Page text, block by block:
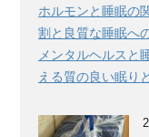
ホルモンと睡眠の
割と良質な睡眠へ
メンタルヘルスと
える質の良い眠り